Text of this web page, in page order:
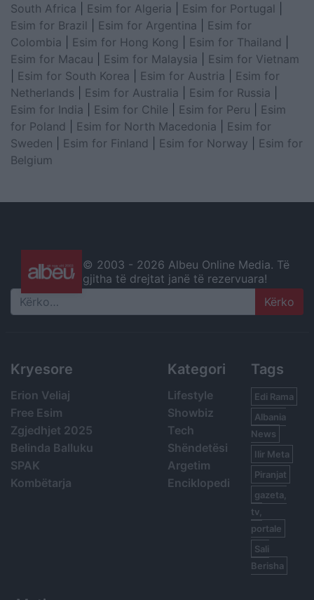
South Africa
Esim for Algeria Esim for Portugal
Esim for Brazil
Esim for Argentina
Esim for
Colombia
Esim for Hong Kong Esim for Thailand
Esim for Macau
Esim for Malaysia
Esim for Vietnam
Esim for South Korea Esim for Austria
Esim for
Netherlands
Esim for Australia Esim for Russia
Esim for India
Esim for Chile Esim for Peru
Esim
for Poland
Esim for North Macedonia
Esim for
Sweden
Esim for Finland Esim for Norway
Esim for
Belgium
© 2003 - 2026 Albeu Online Media. Të
gjitha të drejtat janë të rezervuara!
Search
Kryesore
Erion Veliaj
Free Esim
Zgjedhjet 2025
Belinda Balluku
SPAK
Kombëtarja
Kategori
Lifestyle
Showbiz
Tech
Shëndetësi
Argetim
Enciklopedi
Tags
Edi Rama
Albania
News
Ilir Meta
Piranjat
gazeta,
tv,
portale
Sali
Berisha